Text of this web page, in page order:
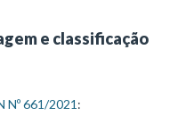
e classificação
Nº 661/2021: